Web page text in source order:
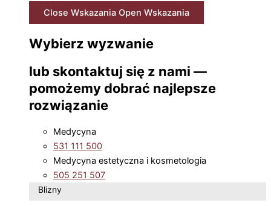
Close Wskazania Open Wskazania
Wybierz wyzwanie
lub skontaktuj się z nami —
pomożemy dobrać najlepsze
rozwiązanie
Medycyna
531 111 500
Medycyna estetyczna i kosmetologia
505 251 507
Blizny